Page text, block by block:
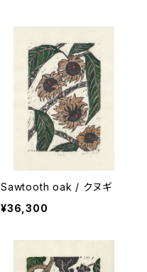
Sawtooth oak / クヌギ
¥36,300